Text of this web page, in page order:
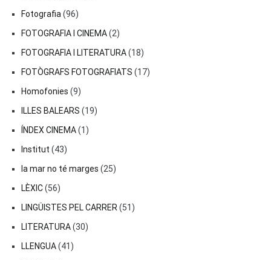
Fotografia (96)
FOTOGRAFIA I CINEMA(2)
FOTOGRAFIA I LITERATURA(18)
FOTÒGRAFS FOTOGRAFIATS (17)
Homofonies (9)
ILLES BALEARS (19)
ÍNDEX CINEMA(1)
Institut (43)
la mar no té marges (25)
LÈXIC(56)
LINGÜISTES PEL CARRER (51)
LITERATURA(30)
LLENGUA(41)